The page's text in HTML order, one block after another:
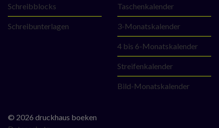
Schreibblocks
Schreibunterlagen
Taschenkalender
3-Monatskalender
4 bis 6-Monatskalender
Streifenkalender
Bild-Monatskalender
© 2026 druckhaus boeken